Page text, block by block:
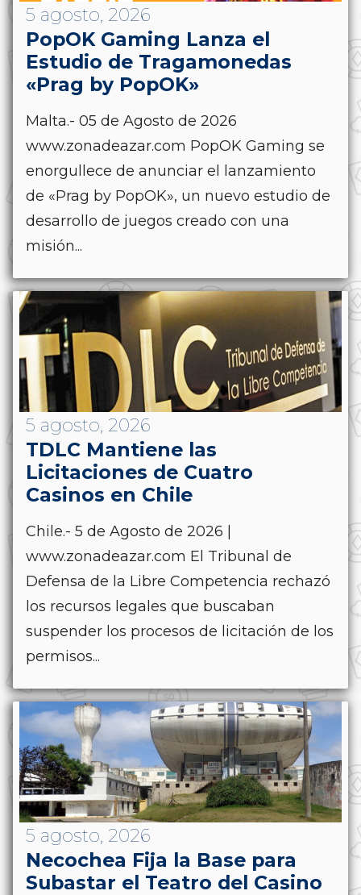
5 agosto, 2026
PopOK Gaming Lanza el
Estudio de Tragamonedas
«Prag by PopOK»
Malta.- 05 de Agosto de 2026
www.zonadeazar.com PopOK Gaming se
enorgullece de anunciar el lanzamiento
de «Prag by PopOK», un nuevo estudio de
desarrollo de juegos creado con una
misión...
5 agosto, 2026
TDLC Mantiene las
Licitaciones de Cuatro
Casinos en Chile
Chile.- 5 de Agosto de 2026 |
www.zonadeazar.com El Tribunal de
Defensa de la Libre Competencia rechazó
los recursos legales que buscaban
suspender los procesos de licitación de los
permisos...
5 agosto, 2026
Necochea Fija la Base para
Subastar el Teatro del Casino